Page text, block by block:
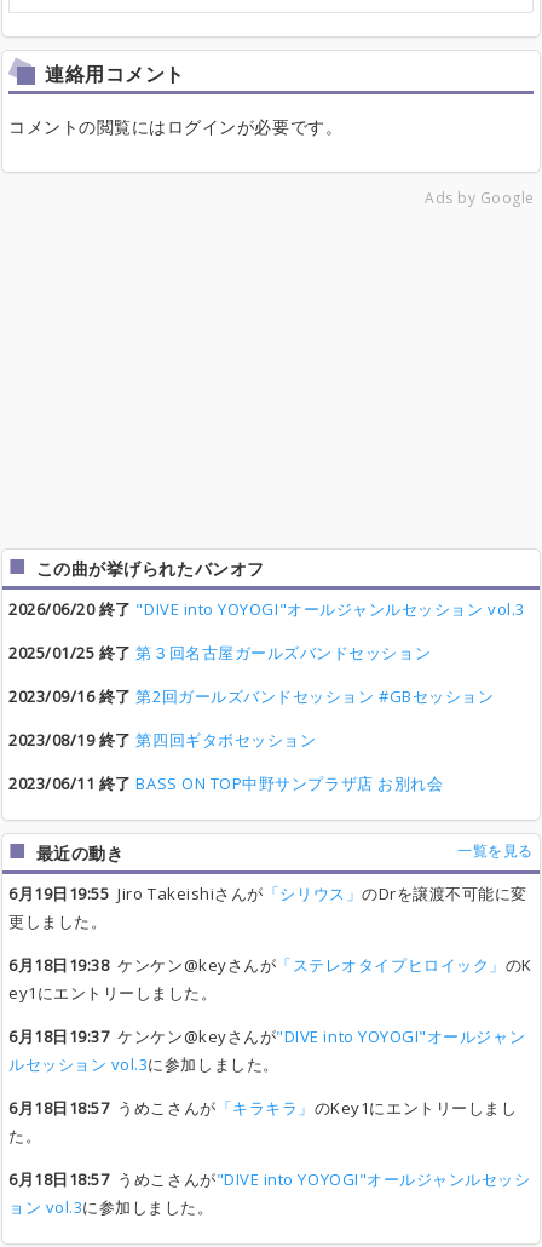
連絡用コメント
コメントの閲覧にはログインが必要です。
Ads by Google
この曲が挙げられたバンオフ
2026/06/20 終了 "DIVE into YOYOGI"オールジャンルセッション vol.3
2025/01/25 終了 第３回名古屋ガールズバンドセッション
2023/09/16 終了 第2回ガールズバンドセッション #GBセッション
2023/08/19 終了 第四回ギタボセッション
2023/06/11 終了 BASS ON TOP中野サンプラザ店 お別れ会
最近の動き 一覧を見る
6月19日19:55 Jiro Takeishiさんが 「シリウス」のDrを譲渡不可能に変
更しました。
6月18日19:38ケンケン@keyさんが 「ステレオタイプヒロイック」 のK
ey1にエントリーしました。
6月18日19:37ケンケン@keyさんが"DIVE into YOYOGI"オールジャン
ルセッション vol.3に参加しました。
6月18日18:57うめこさんが 「キラキラ」 のKey1にエントリーしまし
た。
6月18日18:57うめこさんが"DIVE into YOYOGI"オールジャンルセッシ
ョン vol.3に参加しました。